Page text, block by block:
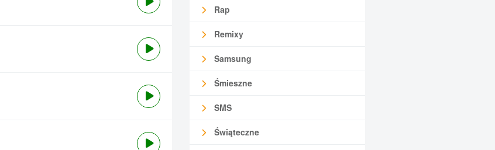
Rap
Remixy
Samsung
Śmieszne
SMS
Świąteczne